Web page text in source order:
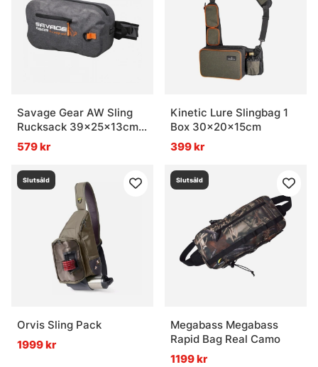
Savage Gear AW Sling
Rucksack 39x25x13cm
13L
579 kr
Kinetic Lure Slingbag 1
Box 30x20x15cm
399 kr
Slutsåld
Orvis Sling Pack
1999 kr
Slutsåld
Megabass Megabass
Rapid Bag Real Camo
1199 kr